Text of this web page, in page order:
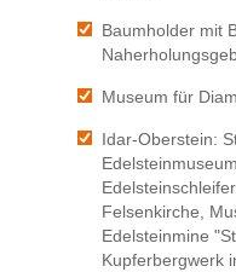
Baumholder mit
Museum für
Idar-Oberstein:
Felsenkirche,
Edelsteinmine
Kupferbergwerk